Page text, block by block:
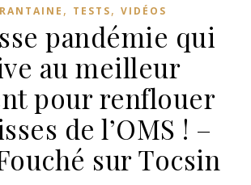
, TESTS, VIDÉOS
pandémie qui
au meilleur
pour renflouer
de l’OMS ! –
sur Tocsin